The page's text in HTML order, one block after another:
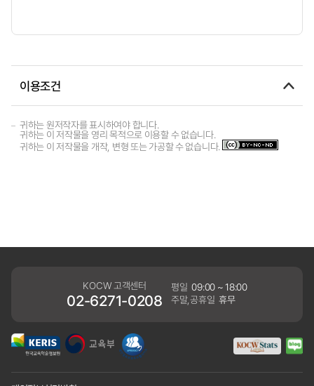
이용조건
귀하는 원저작자를 표시하여야 합니다.
귀하는 이 저작물을 영리 목적으로 이용할 수 없습니다.
귀하는 이 저작물을 개작, 변형 또는 가공할 수 없습니다.
KOCW 고객센터
02-6271-0208
평일 09:00 ~ 18:00
주말,공휴일 휴무